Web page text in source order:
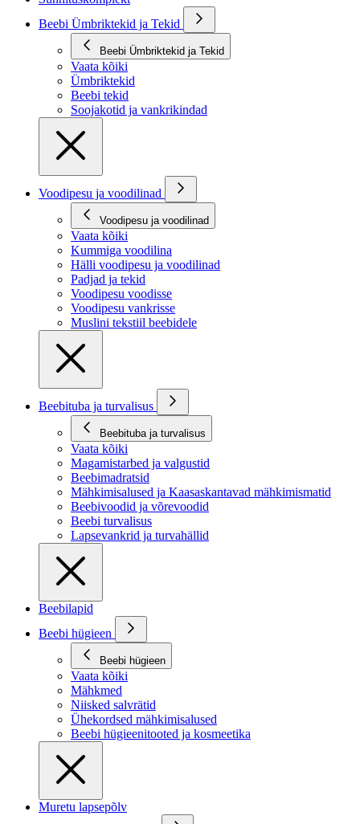
Beebi Ümbriktekid ja Tekid
Beebi Ümbriktekid ja Tekid
Vaata kõiki
Ümbriktekid
Beebi tekid
Soojakotid ja vankrikindad
Voodipesu ja voodilinad
Voodipesu ja voodilinad
Vaata kõiki
Kummiga voodilina
Hälli voodipesu ja voodilinad
Padjad ja tekid
Voodipesu voodisse
Voodipesu vankrisse
Muslini tekstiil beebidele
Beebituba ja turvalisus
Beebituba ja turvalisus
Vaata kõiki
Magamistarbed ja valgustid
Beebimadratsid
Mähkimisalused ja Kaasaskantavad mähkimismatid
Beebivoodid ja võrevoodid
Beebi turvalisus
Lapsevankrid ja turvahällid
Beebilapid
Beebi hügieen
Beebi hügieen
Vaata kõiki
Mähkmed
Niisked salvrätid
Ühekordsed mähkimisalused
Beebi hügieenitooted ja kosmeetika
Muretu lapsepõlv